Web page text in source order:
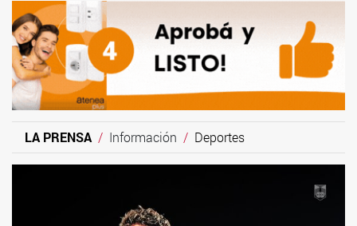
LA PRENSA Información Deportes